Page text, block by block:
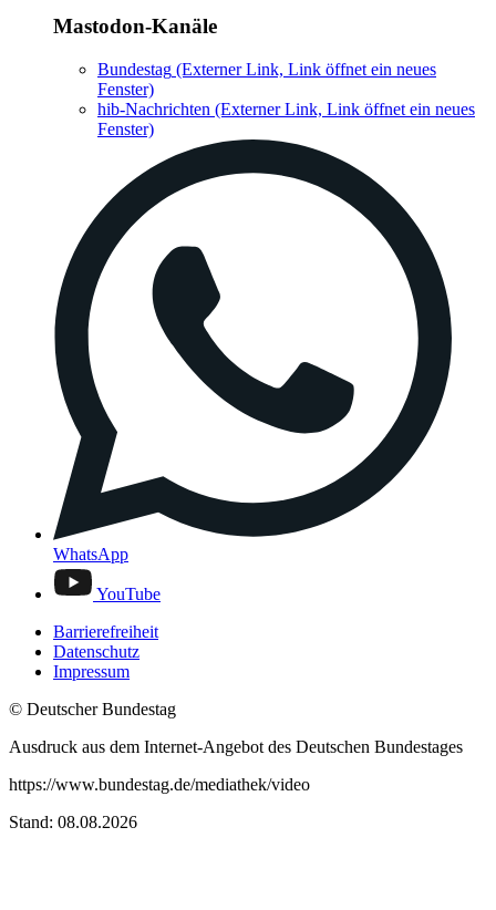
Mastodon-Kanäle
Bundestag (Externer Link, Link öffnet ein neues
Fenster)
hib-Nachrichten (Externer Link, Link öffnet ein neues
Fenster)
WhatsApp
YouTube
Barrierefreiheit
Datenschutz
Impressum
© Deutscher Bundestag
Ausdruck aus dem Internet-Angebot des Deutschen Bundestages
https://www.bundestag.de/mediathek/video
Stand: 08.08.2026